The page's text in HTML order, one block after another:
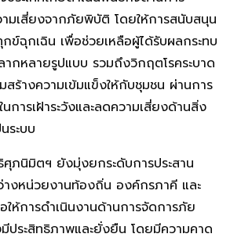
มเสี่ยงจากภัยพิบัติ โดยให้การสนับสนุน
กข์ฉุกเฉิน เพื่อช่วยเหลือผู้ได้รับผลกระทบ
กหลายรูปแบบ รวมถึงวิกฤตโรคระบาด
สร้างความเข้มแข็งให้กับชุมชน ผ่านการ
ารเฝ้าระวังและลดความเสี่ยงด้านสิ่ง
ระบบ
ภนิมิตฯ ยังมุ่งยกระดับการประสาน
างหน่วยงานท้องถิ่น องค์กรภาคี และ
ให้การดำเนินงานด้านการจัดการภัย
ประสิทธิภาพและยั่งยืน โดยมีความคาด